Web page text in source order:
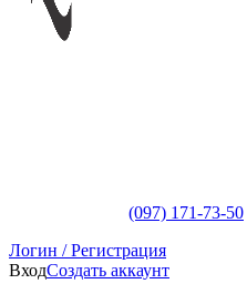
(097) 171-73-50
Логин / Регистрация
ВходСоздать аккаунт